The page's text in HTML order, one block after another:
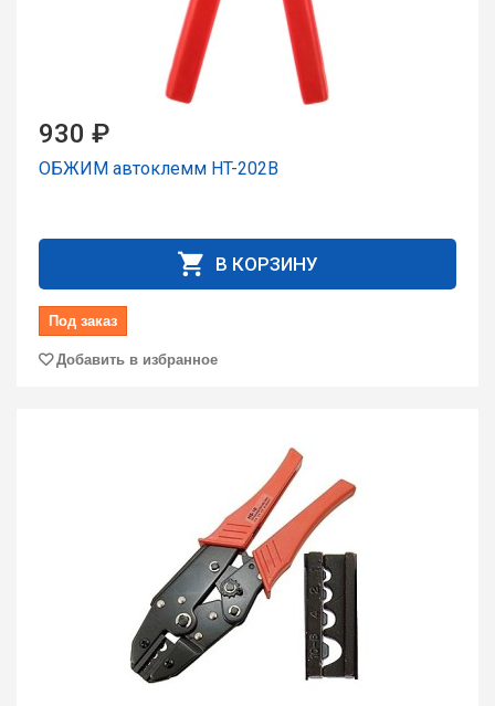
930 ₽
ОБЖИМ автоклемм HT-202B
В КОРЗИНУ
Под заказ
Добавить в избранное